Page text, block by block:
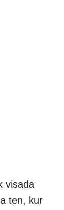
visada
ten, kur